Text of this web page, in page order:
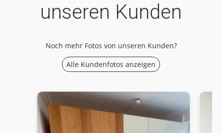
unseren Kunden
Noch mehr Fotos von unseren Kunden?
Alle Kundenfotos anzeigen